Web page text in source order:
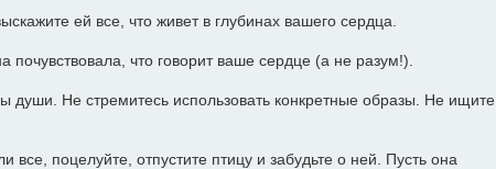
ей все, что живет в глубинах вашего сердца.
почувствовала, что говорит ваше сердце (а не разум!).
души. Не стремитесь использовать конкретные образы. Не ищите
все, поцелуйте, отпустите птицу и забудьте о ней. Пусть она